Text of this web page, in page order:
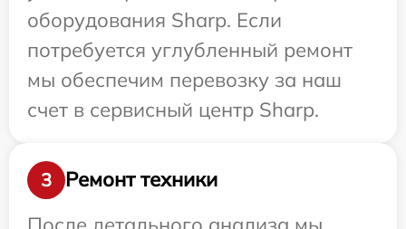
оборудования Sharp. Если
потребуется углубленный ремонт
мы обеспечим перевозку за наш
счет в сервисный центр Sharp.
3
Ремонт техники